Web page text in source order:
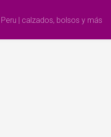
| calzados, bolsos y más